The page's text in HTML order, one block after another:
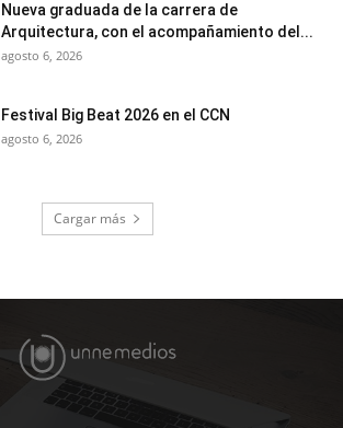
Nueva graduada de la carrera de
Arquitectura, con el acompañamiento del...
agosto 6, 2026
Festival Big Beat 2026 en el CCN
agosto 6, 2026
Cargar más